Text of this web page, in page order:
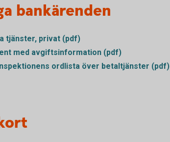
bankärenden
tjänster, privat (pdf)
med avgiftsinformation (pdf)
ordlista över betaltjänster (pdf)